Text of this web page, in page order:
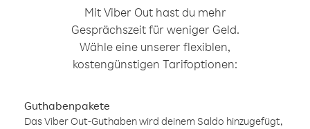
Mit Viber Out hast du mehr
Gesprächszeit für weniger Geld.
Wähle eine unserer flexiblen,
kostengünstigen Tarifoptionen:
Guthabenpakete
Das Viber Out-Guthaben wird deinem Saldo hinzugefügt,